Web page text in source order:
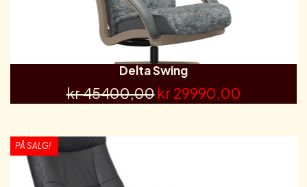
Delta Swing
kr 45400,00 kr 29990,00
PÅ SALG!